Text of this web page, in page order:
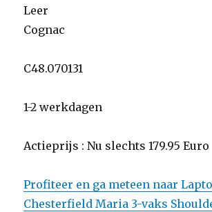
Leer
Cognac
C48.070131
1-2 werkdagen
Actieprijs : Nu slechts 179.95 Euro
Profiteer en ga meteen naar
Chesterfield Maria 3-vaks